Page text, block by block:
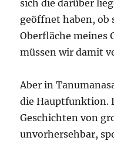
sich die darüber
geöffnet haben, ob
Oberfläche meines
müssen wir damit
Aber in
die Hauptfunktion.
Geschichten von
unvorhersehbar,